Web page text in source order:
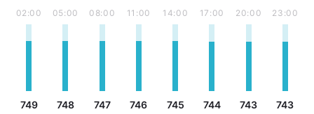
02:00
749
05:00
748
08:00
747
11:00
746
14:00
745
17:00
744
20:00
743
23:00
743